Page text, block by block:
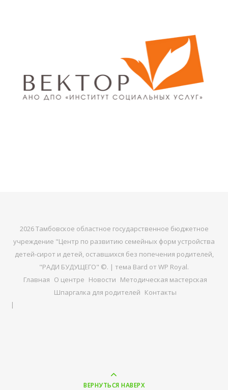
2026 Тамбовское областное государственное бюджетное
учреждение "Центр по развитию семейных форм устройства
детей-сирот и детей, оставшихся без попечения родителей,
"РАДИ БУДУЩЕГО" ©. | тема Bard от WP Royal.
Главная О центре Новости Методическая мастерская
Шпаргалка для родителей Контакты
ВЕРНУТЬСЯ НАВЕРХ